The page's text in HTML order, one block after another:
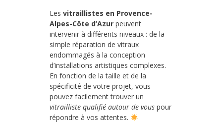
Les vitraillistes en Provence-
Alpes-Côte d’Azur peuvent
intervenir à différents niveaux : de la
simple réparation de vitraux
endommagés à la conception
d’installations artistiques complexes.
En fonction de la taille et de la
spécificité de votre projet, vous
pouvez facilement trouver un
vitrailliste qualifié autour de vous pour
répondre à vos attentes.